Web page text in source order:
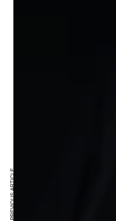
PREVIOUS ARTICLE